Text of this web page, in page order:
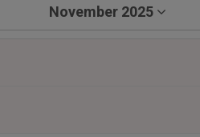
November 2025